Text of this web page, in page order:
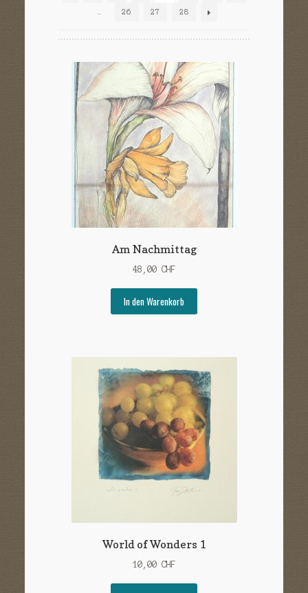
Warenkorb
Widerrufsbelehrung
Zahlungsarten
26 27 28
Am Nachmittag
48,00 CHF
In den Warenkorb
World of Wonders 1
10,00 CHF